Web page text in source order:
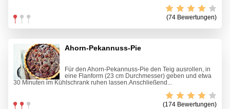
(74 Bewertungen)
Ahorn-Pekannuss-Pie
Für den Ahorn-Pekannuss-Pie den Teig ausrollen, in
eine Flanform (23 cm Durchmesser) geben und etwa
30 Minuten im Kühlschrank ruhen lassen.Anschließend...
(174 Bewertungen)